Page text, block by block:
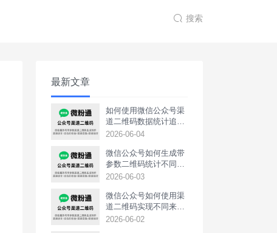
搜索
最新文章
如何使用微信公众号渠
道二维码数据统计追踪
不同广告投放效果？
2026-06-04
微信公众号如何生成带
参数二维码统计不同渠
道用户数据？
2026-06-03
微信公众号如何使用渠
道二维码实现不同来源
用户发送专属欢迎语？
2026-06-02